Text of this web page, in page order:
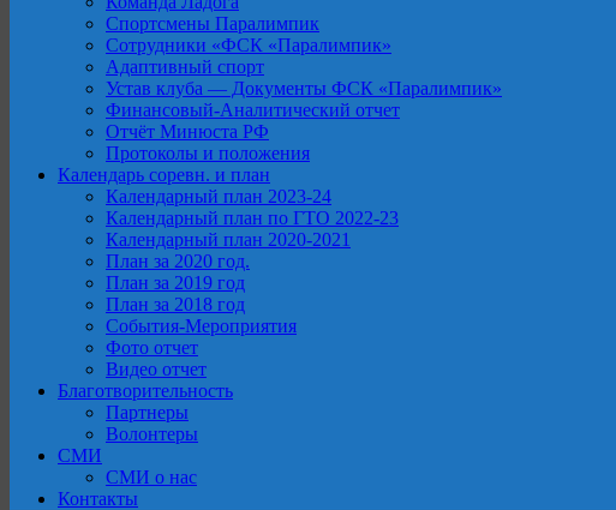
Спортсмены Паралимпик
Сотрудники «ФСК «Паралимпик»
Адаптивный спорт
Устав клуба — Документы ФСК «Паралимпик»
Финансовый-Аналитический отчет
Отчёт Минюста РФ
Протоколы и положения
Календарь соревн. и план
Календарный план 2023-24
Календарный план по ГТО 2022-23
Календарный план 2020-2021
План за 2020 год.
План за 2019 год
План за 2018 год
События-Мероприятия
Фото отчет
Видео отчет
Благотворительность
Партнеры
Волонтеры
СМИ
СМИ о нас
Контакты